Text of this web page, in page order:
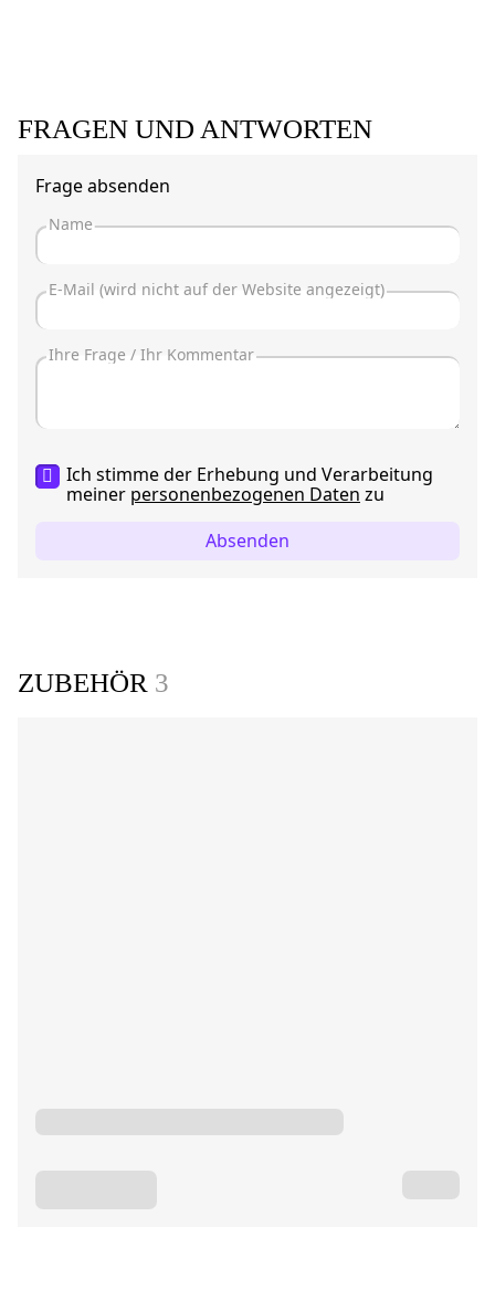
FRAGEN UND ANTWORTEN
Frage absenden
Ich stimme der Erhebung und Verarbeitung
meiner personenbezogenen Daten zu
Absenden
ZUBEHÖR 3